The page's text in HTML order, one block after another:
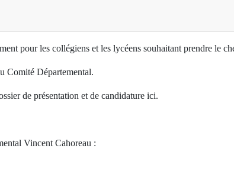
pour les collégiens et les lycéens souhaitant prendre le
Comité Départemental.
de présentation et de candidature ici.
Vincent Cahoreau :